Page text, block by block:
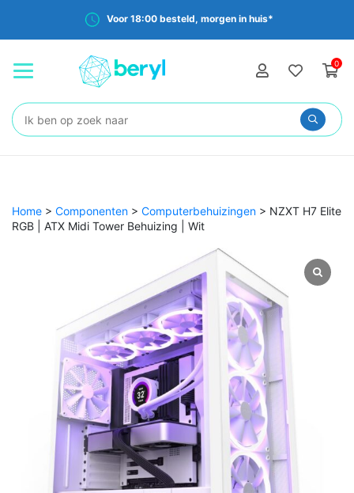
Voor 18:00 besteld, morgen in huis*
0
Zoeken:
Home > Componenten > Computerbehuizingen > NZXT H7 Elite
RGB | ATX Midi Tower Behuizing | Wit